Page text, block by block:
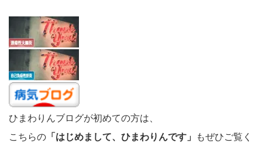
ひまわりんブログが初めての方は、
こちらの 「はじめまして、ひまわりんです」
もぜひご覧く